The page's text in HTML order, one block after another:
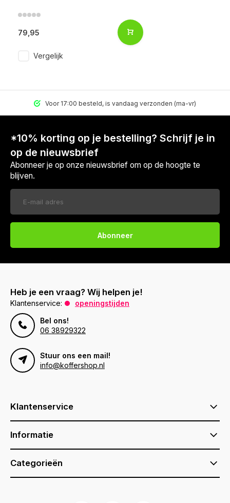
79,95
Vergelijk
Voor 17:00 besteld, is vandaag verzonden (ma-vr)
*10% korting op je bestelling? Schrijf je in
op de nieuwsbrief
Abonneer je op onze nieuwsbrief om op de hoogte te
blijven.
Abonneer
Heb je een vraag? Wij helpen je!
Klantenservice:
openingstijden
Bel ons!
06 38929322
Stuur ons een mail!
info@koffershop.nl
Klantenservice
Informatie
Categorieën